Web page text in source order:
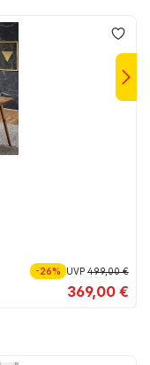
-26% UVP499,00 €
369,00 €